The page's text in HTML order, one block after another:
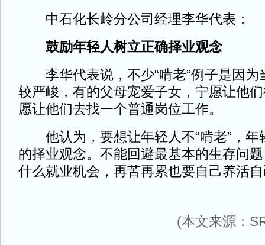
中石化长岭分公司经理李华代表：
鼓励年轻人树立正确择业观念
李华代表说，不少“啃老”例子是因为
较严峻，有的父母宠爱子女，宁愿让他
愿让他们去找一个普通岗位工作。
他认为，要想让年轻人不“啃老”，年
的择业观念。不能回避最基本的生存问
什么就业机会，再苦再累也要自己养活自
(本文来源：